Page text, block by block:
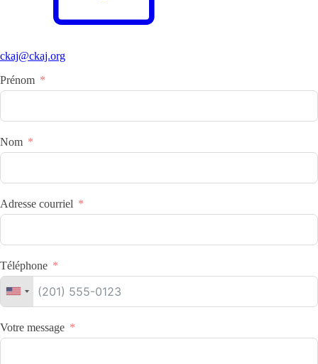
ckaj@ckaj.org
Prénom
Nom
Adresse courriel
Téléphone
Votre message